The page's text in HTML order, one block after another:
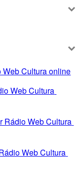
Web Cultura online
Web Cultura
Rádio Web Cultura
Web Cultura